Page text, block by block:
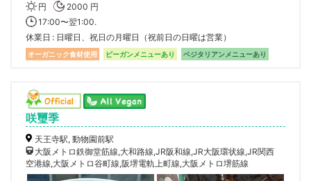
円
2000 円
17:00〜翌1:00.
休業日
日曜日、祝日の月曜日（祝前日の日曜は営業）
オーガニック食材使用 ビーガンメニューあり ベジタリアンメニューあり
咲璽季
天王寺駅, 動物園前駅
大阪メトロ鉄御堂筋線,大和路線,JR阪和線,JR大阪環状線,JR関西
空港線,大阪メトロ谷町線,阪堺電軌上町線,大阪メトロ堺筋線